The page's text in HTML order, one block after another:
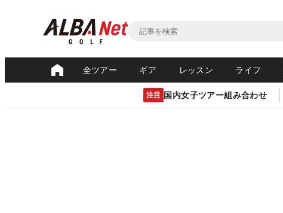
全ツアー ギア レッスン ライフ
注目 国内女子ツアー組み合わせ